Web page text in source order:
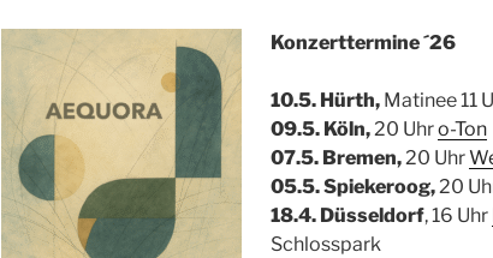
Konzerttermine ´26
10.5. Hürth, Matinee 11
09.5. Köln,20 Uhro-Ton
07.5. Bremen,20 Uhr
05.5. Spiekeroog,20
18.4. Düsseldorf, 16 Uhr
Schlosspark